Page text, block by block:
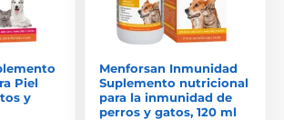
Piel
y
Menforsan Inmunidad
Suplemento nutricional
para la inmunidad de
perros y gatos, 120 ml